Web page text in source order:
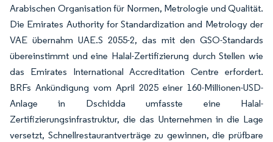
Arabischen Organisation für Normen, Metrologie und Qualität.
Die Emirates Authority for Standardization and Metrology der
VAE übernahm UAE.S 2055-2, das mit den GSO-Standards
übereinstimmt und eine Halal-Zertifizierung durch Stellen wie
das Emirates International Accreditation Centre erfordert.
BRFs Ankündigung vom April 2025 einer 160-Millionen-USD-
Anlage in Dschidda umfasste eine Halal-
Zertifizierungsinfrastruktur, die das Unternehmen in die Lage
versetzt, Schnellrestaurantverträge zu gewinnen, die prüfbare